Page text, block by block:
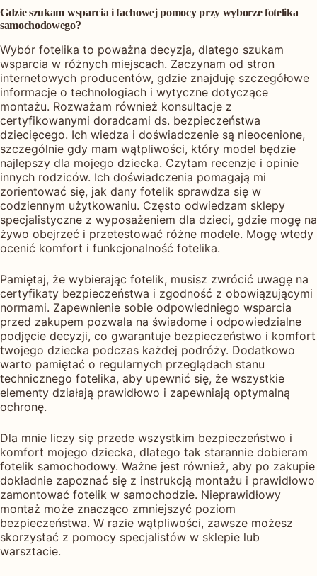
Gdzie szukam wsparcia i fachowej pomocy przy wyborze fotelika
samochodowego?
Wybór fotelika to poważna decyzja, dlatego szukam
wsparcia w różnych miejscach. Zaczynam od stron
internetowych producentów, gdzie znajduję szczegółowe
informacje o technologiach i wytyczne dotyczące
montażu. Rozważam również konsultacje z
certyfikowanymi doradcami ds. bezpieczeństwa
dziecięcego. Ich wiedza i doświadczenie są nieocenione,
szczególnie gdy mam wątpliwości, który model będzie
najlepszy dla mojego dziecka. Czytam recenzje i opinie
innych rodziców. Ich doświadczenia pomagają mi
zorientować się, jak dany fotelik sprawdza się w
codziennym użytkowaniu. Często odwiedzam sklepy
specjalistyczne z wyposażeniem dla dzieci, gdzie mogę na
żywo obejrzeć i przetestować różne modele. Mogę wtedy
ocenić komfort i funkcjonalność fotelika.
Pamiętaj, że wybierając fotelik, musisz zwrócić uwagę na
certyfikaty bezpieczeństwa i zgodność z obowiązującymi
normami. Zapewnienie sobie odpowiedniego wsparcia
przed zakupem pozwala na świadome i odpowiedzialne
podjęcie decyzji, co gwarantuje bezpieczeństwo i komfort
twojego dziecka podczas każdej podróży. Dodatkowo
warto pamiętać o regularnych przeglądach stanu
technicznego fotelika, aby upewnić się, że wszystkie
elementy działają prawidłowo i zapewniają optymalną
ochronę.
Dla mnie liczy się przede wszystkim bezpieczeństwo i
komfort mojego dziecka, dlatego tak starannie dobieram
fotelik samochodowy. Ważne jest również, aby po zakupie
dokładnie zapoznać się z instrukcją montażu i prawidłowo
zamontować fotelik w samochodzie. Nieprawidłowy
montaż może znacząco zmniejszyć poziom
bezpieczeństwa. W razie wątpliwości, zawsze możesz
skorzystać z pomocy specjalistów w sklepie lub
warsztacie.